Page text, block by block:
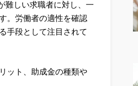
難しい求職者に対し、一
。労働者の適性を確認
手段として注目されて
ット、助成金の種類や